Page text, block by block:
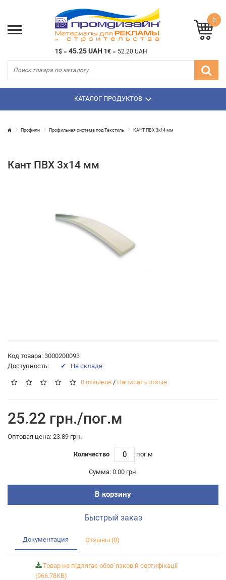
1$ = 45.25 UAH 1€ = 52.20 UAH
0
КАТАЛОГ ПРОДУКТОВ
Профили Профильная система под Текстиль КАНТ ПВХ 3x14 мм
Кант ПВХ 3x14 мм
Код товара: 3000200093
Доступность:
✔ На складе
0 отзывов / Написать отзыв
25.22 грн./пог.м
Оптовая цена: 23.89 грн.
Количество пог.м
Сумма: 0.00 грн.
В корзину
Быстрый заказ
Документация Отзывы (0)
Товар не підлягає обов`язковій сертифікації
(966.78KB)